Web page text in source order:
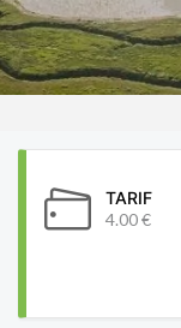
TARIF
4.00 €